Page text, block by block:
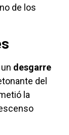
de los
desgarre
del
la